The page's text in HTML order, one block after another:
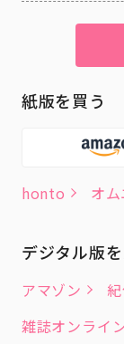
紙版を買う
honto オ
デジタル版
アマゾン
雑誌オンライ